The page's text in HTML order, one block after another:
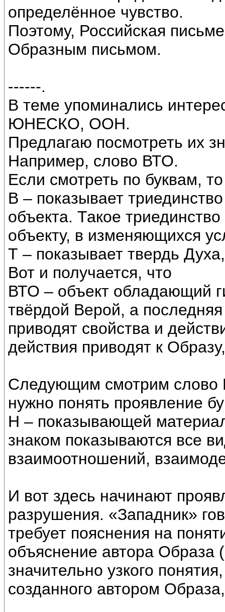
определённое чувство.
Поэтому, Российская
Образным письмом.
------.
В теме упоминались
ЮНЕСКО, ООН.
Предлагаю посмотреть их
Например, слово ВТО.
Если смотреть по буквам,
В – показывает
объекта. Такое
объекту, в изменяющихся
Т – показывает твердь
Вот и получается, что
ВТО – объект обладающий
твёрдой Верой, а
приводят свойства и
действия приводят к
Следующим смотрим слово
нужно понять проявление
Н – показывающей
знаком показываются все
взаимоотношений,
И вот здесь начинают
разрушения. «Западник»
требует пояснения на
объяснение автора Образа
значительно узкого
созданного автором